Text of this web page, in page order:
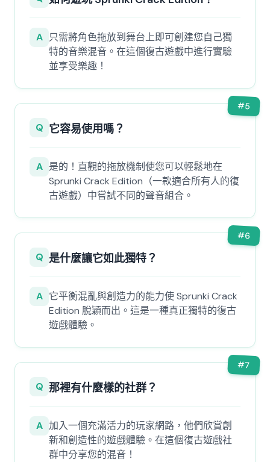
A 只需將角色拖放到舞台上即可創建您自己獨
特的音樂混音。在這個復古遊戲中進行實驗
並享受樂趣！
#5
Q 它容易使用嗎？
A 是的！直觀的拖放機制使您可以輕鬆地在
Sprunki Crack Edition（一款適合所有人的復
古遊戲）中嘗試不同的聲音組合。
#6
Q 是什麼讓它如此獨特？
A 它平衡混亂與創造力的能力使 Sprunki Crack
Edition 脫穎而出。這是一種真正獨特的復古
遊戲體驗。
#7
Q 那裡有什麼樣的社群？
A 加入一個充滿活力的玩家網路，他們欣賞創
新和創造性的遊戲體驗。在這個復古遊戲社
群中分享您的混音！